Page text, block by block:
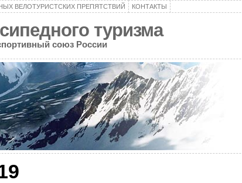
ВЕЛОТУРИСТСКИХ ПРЕПЯТСТВИЙ КОНТАКТЫ
туризма
союз России